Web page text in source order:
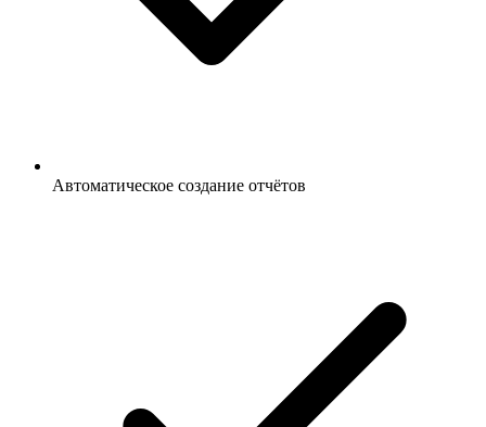
Автоматическое создание отчётов